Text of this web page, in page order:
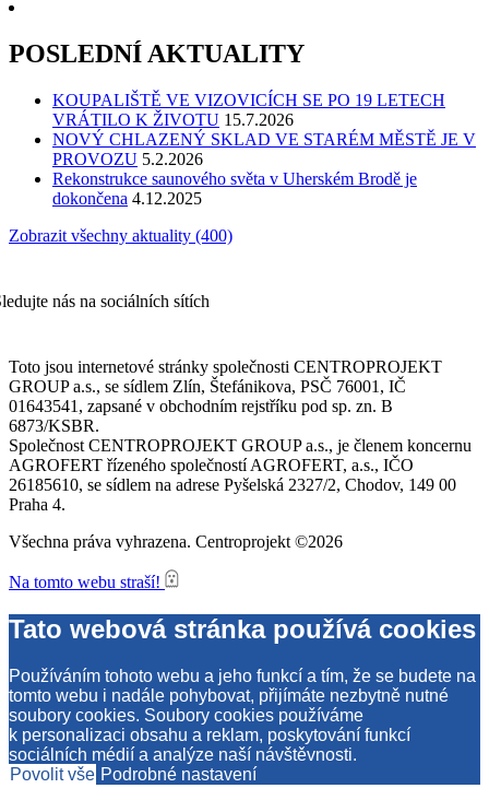
POSLEDNÍ AKTUALITY
KOUPALIŠTĚ VE VIZOVICÍCH SE PO 19 LETECH
VRÁTILO K ŽIVOTU 15.7.2026
NOVÝ CHLAZENÝ SKLAD VE STARÉM MĚSTĚ JE V
PROVOZU 5.2.2026
Rekonstrukce saunového světa v Uherském Brodě je
dokončena 4.12.2025
Zobrazit všechny aktuality (400)
nás na sociálních sítích
Toto jsou internetové stránky společnosti CENTROPROJEKT
GROUP a.s., se sídlem Zlín, Štefánikova, PSČ 76001, IČ
01643541, zapsané v obchodním rejstříku pod sp. zn. B
6873/KSBR.
Společnost CENTROPROJEKT GROUP a.s., je členem koncernu
AGROFERT řízeného společností AGROFERT, a.s., IČO
26185610, se sídlem na adrese Pyšelská 2327/2, Chodov, 149 00
Praha 4.
Všechna práva vyhrazena. Centroprojekt ©2026
Na tomto webu straší!
Tato webová stránka používá cookies
Používáním tohoto webu a jeho funkcí a tím, že se budete na
tomto webu i nadále pohybovat, přijímáte nezbytně nutné
soubory cookies. Soubory cookies používáme
k personalizaci obsahu a reklam, poskytování funkcí
sociálních médií a analýze naší návštěvnosti.
Povolit vše Podrobné nastavení